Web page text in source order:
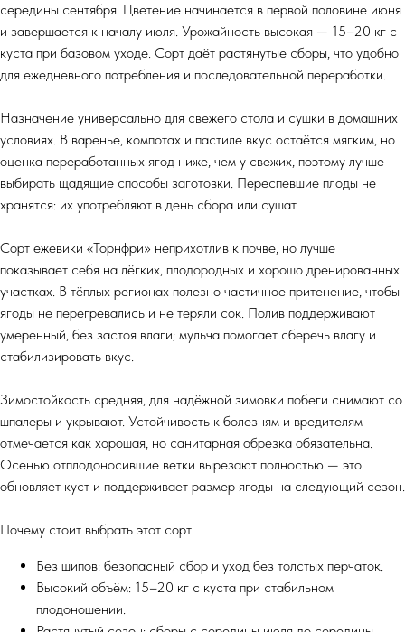
середины сентября. Цветение начинается в первой половине июня
и завершается к началу июля. Урожайность высокая — 15–20 кг с
куста при базовом уходе. Сорт даёт растянутые сборы, что удобно
для ежедневного потребления и последовательной переработки.
Назначение универсально для свежего стола и сушки в домашних
условиях. В варенье, компотах и пастиле вкус остаётся мягким, но
оценка переработанных ягод ниже, чем у свежих, поэтому лучше
выбирать щадящие способы заготовки. Переспевшие плоды не
хранятся: их употребляют в день сбора или сушат.
Сорт ежевики «Торнфри» неприхотлив к почве, но лучше
показывает себя на лёгких, плодородных и хорошо дренированных
участках. В тёплых регионах полезно частичное притенение, чтобы
ягоды не перегревались и не теряли сок. Полив поддерживают
умеренный, без застоя влаги; мульча помогает сберечь влагу и
стабилизировать вкус.
Зимостойкость средняя, для надёжной зимовки побеги снимают со
шпалеры и укрывают. Устойчивость к болезням и вредителям
отмечается как хорошая, но санитарная обрезка обязательна.
Осенью отплодоносившие ветки вырезают полностью — это
обновляет куст и поддерживает размер ягоды на следующий сезон.
Почему стоит выбрать этот сорт
Без шипов: безопасный сбор и уход без толстых перчаток.
Высокий объём: 15–20 кг с куста при стабильном
плодоношении.